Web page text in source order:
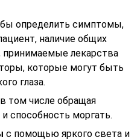
определить симптомы,
наличие общих
лекарства
которые могут быть
глаза.
том числе обращая
способность моргать.
с помощью яркого света и